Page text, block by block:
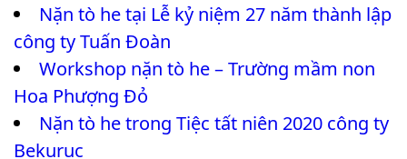
Nặn tò he tại Lễ kỷ niệm 27 năm thành lập
công ty Tuấn Đoàn
Workshop nặn tò he – Trường mầm non
Hoa Phượng Đỏ
Nặn tò he trong Tiệc tất niên 2020 công ty
Bekuruc